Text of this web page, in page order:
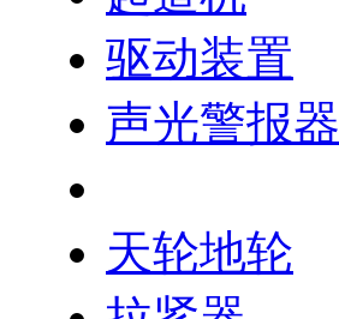
驱动装置
声光警报器
天轮地轮